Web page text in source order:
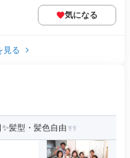
気になる
見る
髪型・髪色自由